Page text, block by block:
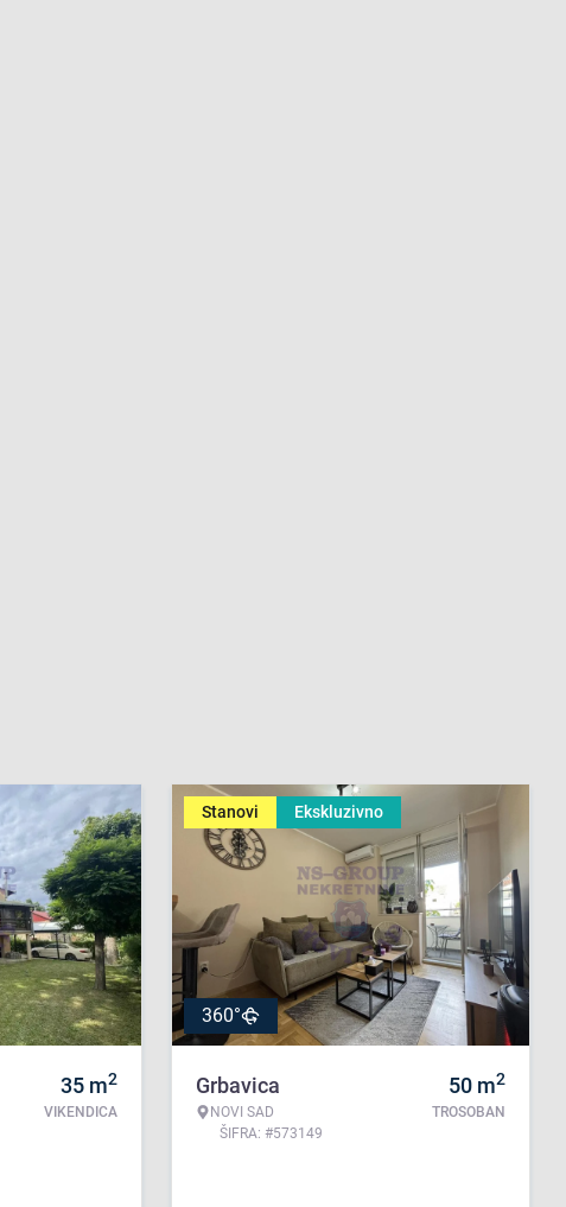
35 m2
VIKENDICA
Stanovi Ekskluzivno
360°
Grbavica
NOVI SAD
ŠIFRA: #573149
50 m2
TROSOBAN